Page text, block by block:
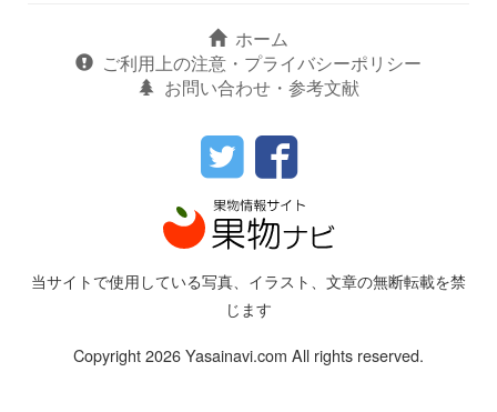
ホーム
ご利用上の注意・プライバシーポリシー
お問い合わせ・参考文献
当サイトで使用している写真、イラスト、文章の無断転載を禁
じます
Copyright 2026 Yasainavi.com All rights reserved.